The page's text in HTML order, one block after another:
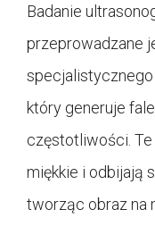
Badanie
przeprowadzane
który generuje
częstotliwości. Te
miękkie i odbijają
tworząc obraz na